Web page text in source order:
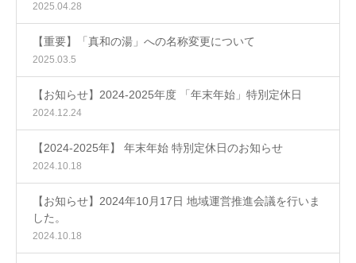
2025.04.28
【重要】「真和の湯」への名称変更について
2025.03.5
【お知らせ】2024-2025年度 「年末年始」特別定休日
2024.12.24
【2024-2025年】 年末年始 特別定休日のお知らせ
2024.10.18
【お知らせ】2024年10月17日 地域運営推進会議を行いま
した。
2024.10.18